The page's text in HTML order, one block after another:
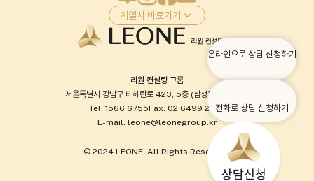
리원 컨설팅 그룹
서울특별시 강남구 테헤란로 423, 5층 (삼성동, 현대타워)
Tel. 1566 6755Fax. 02 6499 2037
E-mail. leone@leonegroup.kr
© 2024 LEONE. All Rights Reserved.
계열사 바로가기
온라인으로 상담 신청하기
전화로 상담 신청하기
상담신청